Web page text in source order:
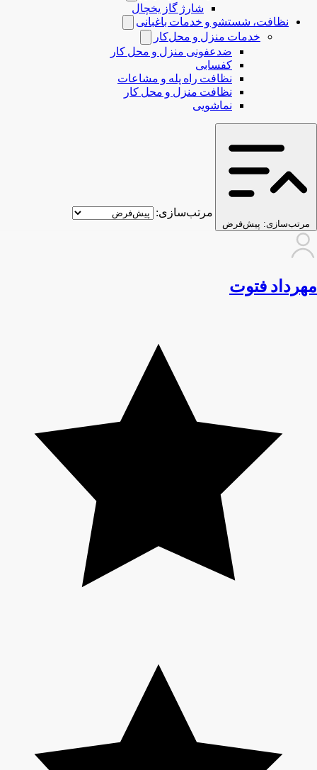
شارژ گاز یخچال
نظافت، شستشو و خدمات باغبانی
خدمات منزل و محل‌کار
ضدعفونی منزل و محل کار
کفسابی
نظافت راه پله و مشاعات
نظافت منزل و محل کار
نماشویی
مرتب‌سازی: پیش‌فرض
مرتب‌سازی:
مهرداد فتوت